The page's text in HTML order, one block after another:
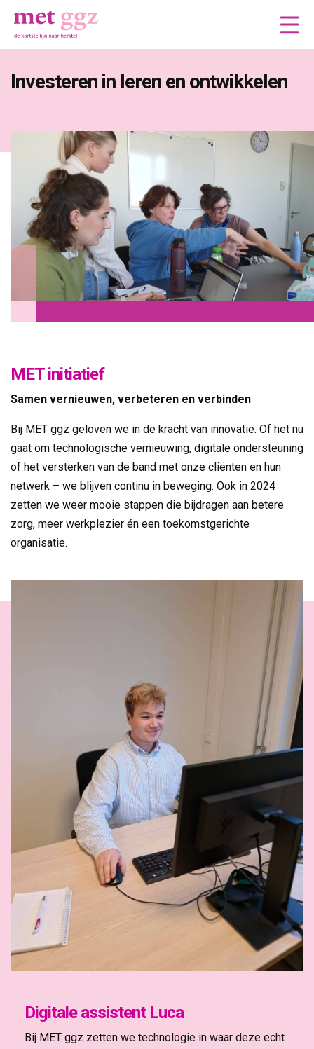
Investeren in leren en ontwikkelen
MET initiatief
Samen vernieuwen, verbeteren en verbinden
Bij MET ggz geloven we in de kracht van innovatie. Of het nu
gaat om technologische vernieuwing, digitale ondersteuning
of het versterken van de band met onze cliënten en hun
netwerk – we blijven continu in beweging. Ook in 2024
zetten we weer mooie stappen die bijdragen aan betere
zorg, meer werkplezier én een toekomstgerichte
organisatie.
Digitale assistent Luca
Bij MET ggz zetten we technologie in waar deze echt